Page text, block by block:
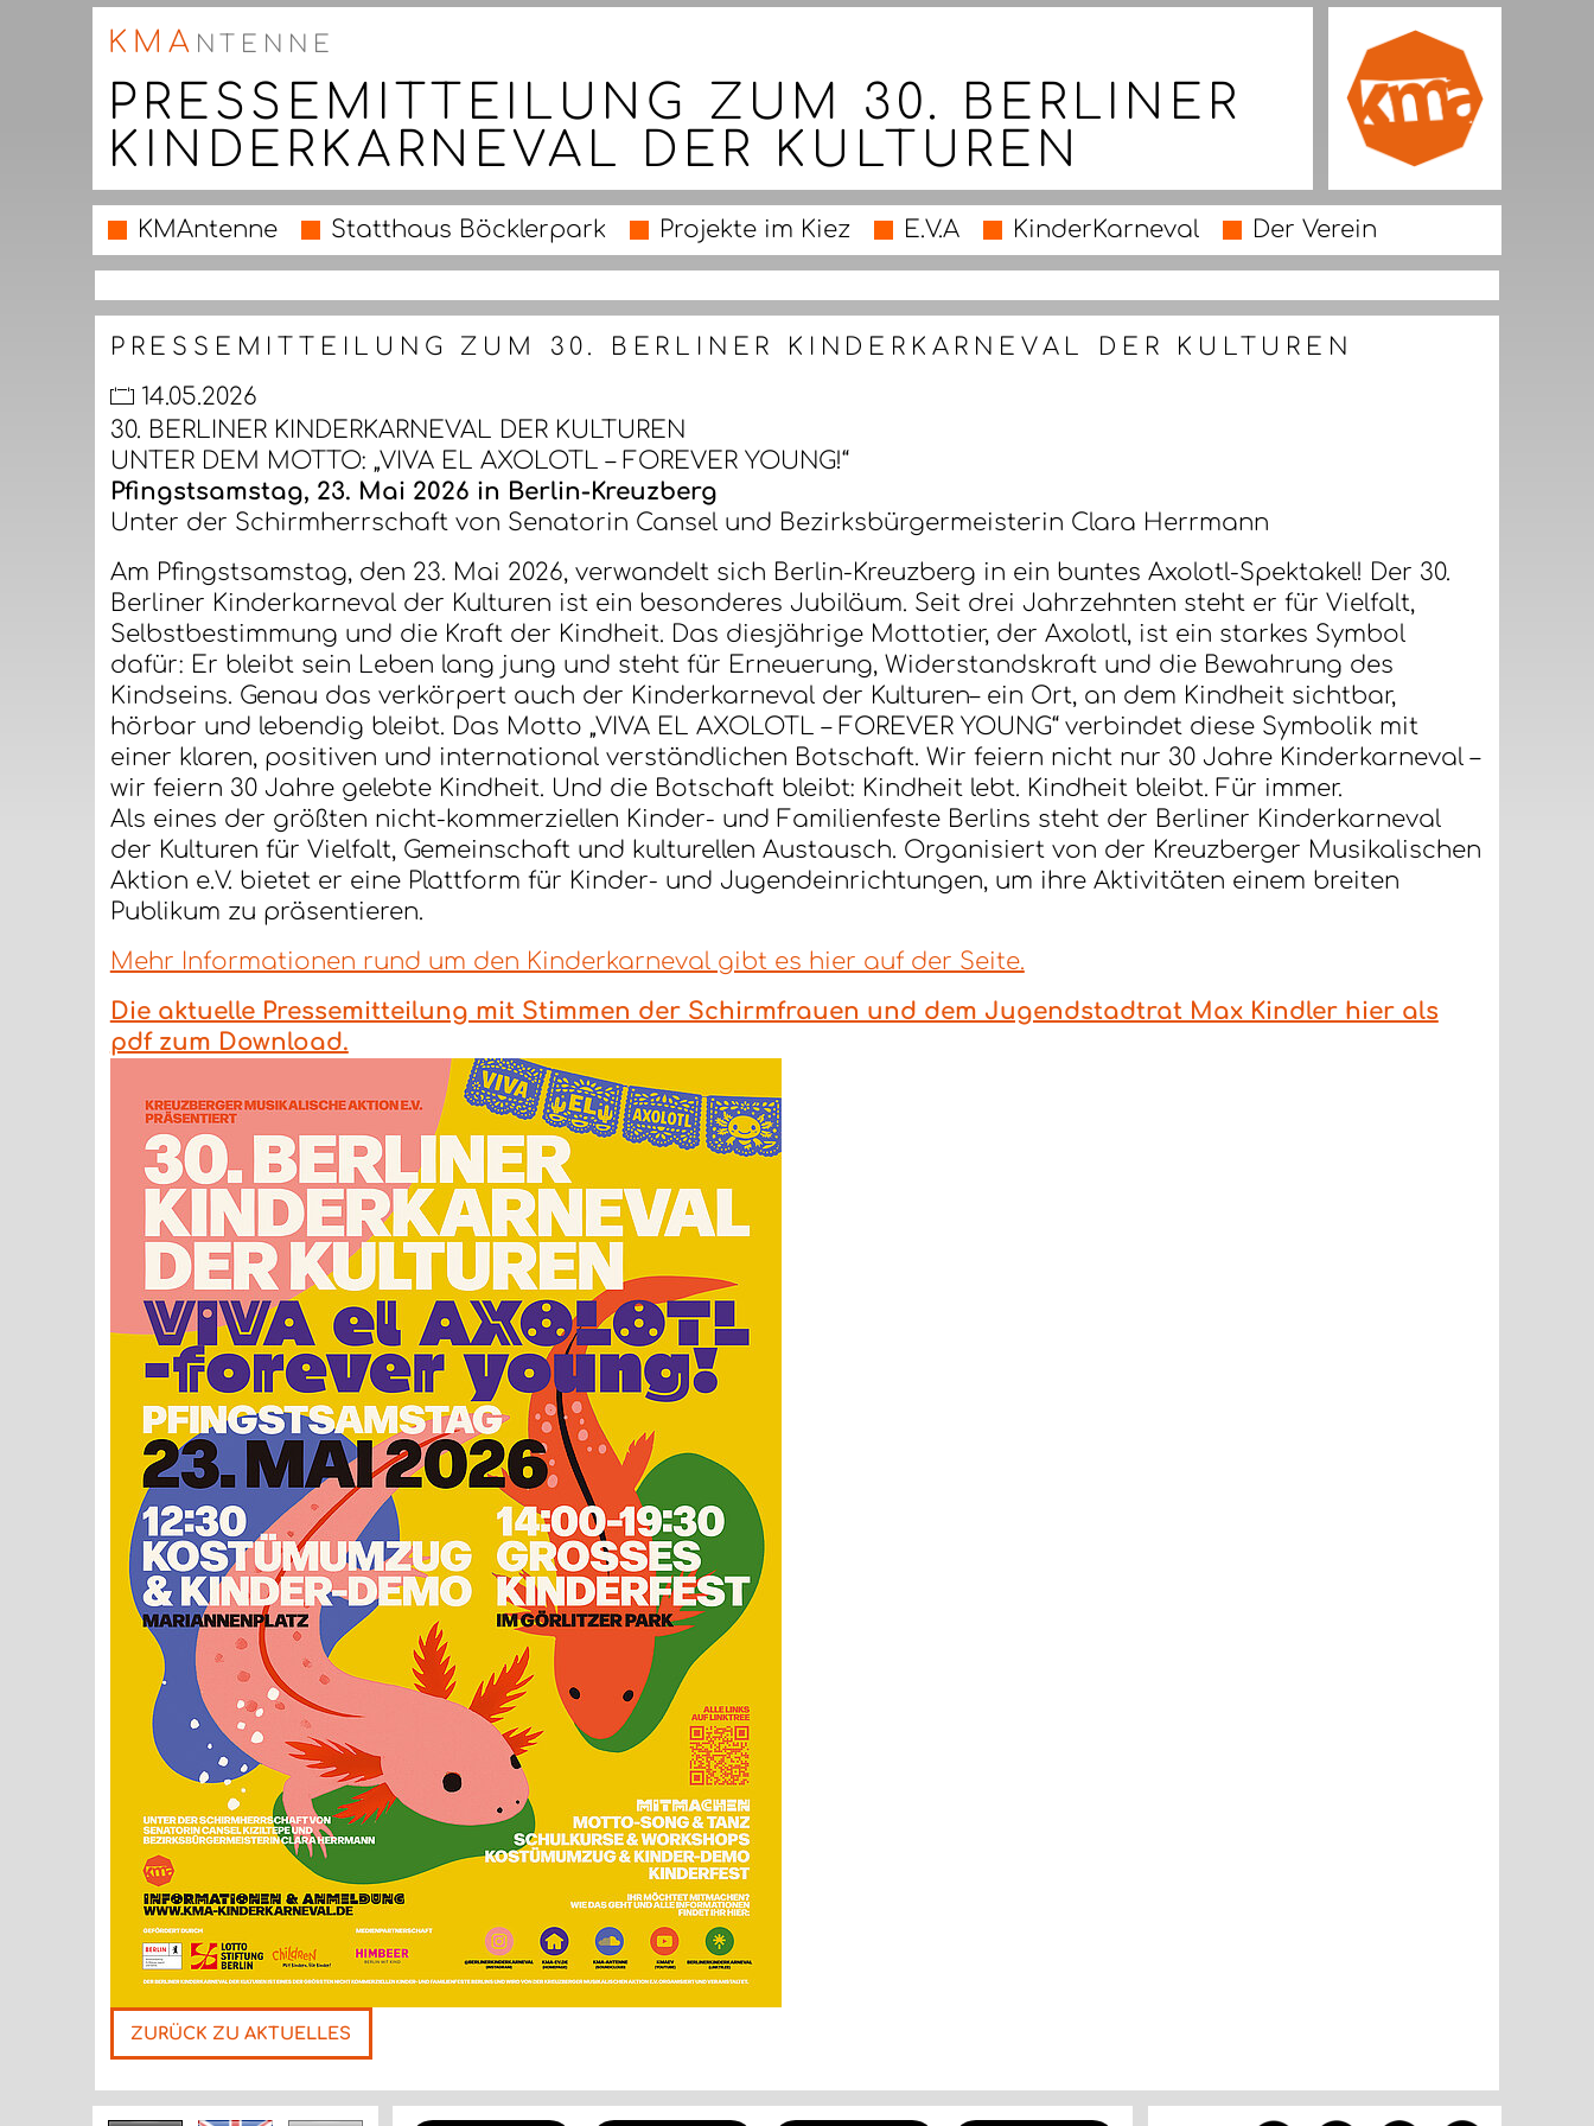
KMA NTENNE
PRESSEMITTEILUNG ZUM 30. BERLINER
KINDERKARNEVAL DER KULTUREN
KMAntenne Statthaus Böcklerpark Projekte im Kiez E.V.A KinderKarneval Der Verein
PRESSEMITTEILUNG ZUM 30. BERLINER KINDERKARNEVAL DER KULTUREN
14.05.2026
30. BERLINER KINDERKARNEVAL DER KULTUREN
UNTER DEM MOTTO: „VIVA EL AXOLOTL – FOREVER YOUNG!“
Pfingstsamstag, 23. Mai 2026 in Berlin-Kreuzberg
Unter der Schirmherrschaft von Senatorin Cansel und Bezirksbürgermeisterin Clara Herrmann
Am Pfingstsamstag, den 23. Mai 2026, verwandelt sich Berlin-Kreuzberg in ein buntes Axolotl-Spektakel! Der 30.
Berliner Kinderkarneval der Kulturen ist ein besonderes Jubiläum. Seit drei Jahrzehnten steht er für Vielfalt,
Selbstbestimmung und die Kraft der Kindheit. Das diesjährige Mottotier, der Axolotl, ist ein starkes Symbol
dafür: Er bleibt sein Leben lang jung und steht für Erneuerung, Widerstandskraft und die Bewahrung des
Kindseins. Genau das verkörpert auch der Kinderkarneval der Kulturen– ein Ort, an dem Kindheit sichtbar,
hörbar und lebendig bleibt. Das Motto „VIVA EL AXOLOTL – FOREVER YOUNG“ verbindet diese Symbolik mit
einer klaren, positiven und international verständlichen Botschaft. Wir feiern nicht nur 30 Jahre Kinderkarneval –
wir feiern 30 Jahre gelebte Kindheit. Und die Botschaft bleibt: Kindheit lebt. Kindheit bleibt. Für immer.
Als eines der größten nicht-kommerziellen Kinder- und Familienfeste Berlins steht der Berliner Kinderkarneval
der Kulturen für Vielfalt, Gemeinschaft und kulturellen Austausch. Organisiert von der Kreuzberger Musikalischen
Aktion e.V. bietet er eine Plattform für Kinder- und Jugendeinrichtungen, um ihre Aktivitäten einem breiten
Publikum zu präsentieren.
Mehr Informationen rund um den Kinderkarneval gibt es hier auf der Seite.
Die aktuelle Pressemitteilung mit Stimmen der Schirmfrauen und dem Jugendstadtrat Max Kindler hier als
pdf zum Download.
ZURÜCK ZU AKTUELLES
Nächste